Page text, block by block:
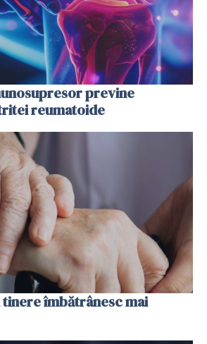
previne
reumatoide
îmbătrânesc mai